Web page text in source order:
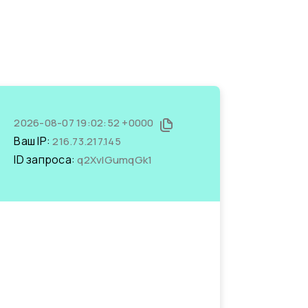
2026-08-07 19:02:52 +0000
Ваш IP:216.73.217.145
ID запроса:q2XvIGumqGk1